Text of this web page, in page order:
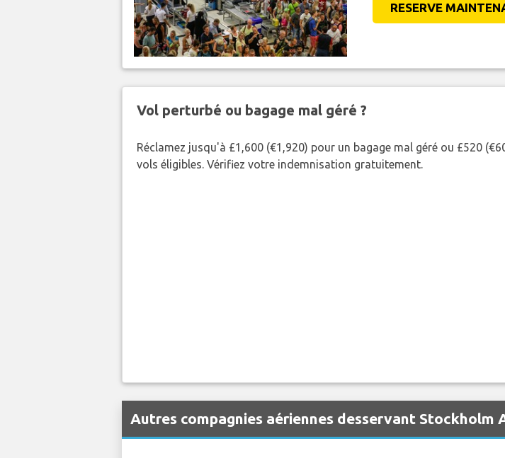
RESERVE
Vol perturbé ou bagage mal géré ?
Réclamez jusqu'à £1,600 (€1,920) pour un bagage mal géré ou £520
vols éligibles. Vérifiez votre indemnisation gratuitement.
Autres compagnies aériennes desservant Stockholm